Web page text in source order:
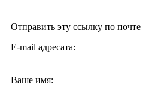
Отправить эту ссылку по почте
E-mail адресата:
Ваше имя: